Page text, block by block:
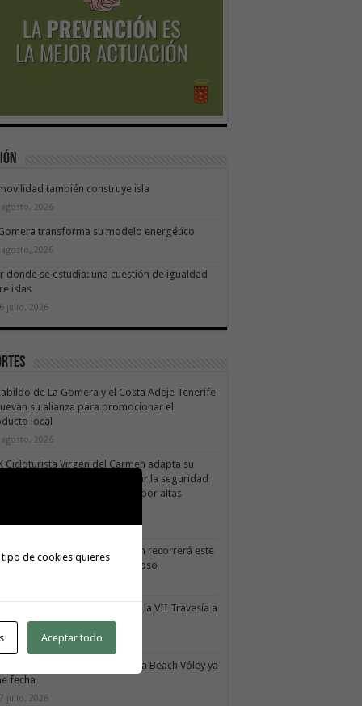
también construye isla
agosto, 2026
transforma su modelo energético
agosto, 2026
donde se estudia: una cuestión de igualdad
islas
julio, 2026
de La Gomera y el Costa Adeje Tenerife
su alianza para promocionar el
local
agosto, 2026
Cicloturista Virgen del Carmen adapta su
y horario para garantizar la seguridad
los participantes ante la alerta por altas
julio, 2026
X Cicloturista Virgen del Carmen recorrerá este
los paisajes de Vallehermoso
Gran Rey acoge este sábado la VII Travesía a
Isla Colombina
julio, 2026
II torneo Autonómico Gomahara Beach Vóley ya
fecha
julio, 2026
de cookies quieres
Aceptar todo